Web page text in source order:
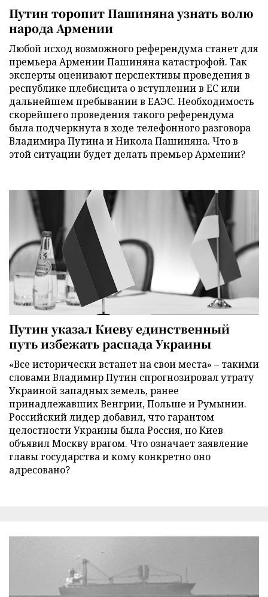
Путин торопит Пашиняна узнать волю
народа Армении
Любой исход возможного референдума станет для
премьера Армении Пашиняна катастрофой. Так
эксперты оценивают перспективы проведения в
республике плебисцита о вступлении в ЕС или
дальнейшем пребывании в ЕАЭС. Необходимость
скорейшего проведения такого референдума
была подчеркнута в ходе телефонного разговора
Владимира Путина и Никола Пашиняна. Что в
этой ситуации будет делать премьер Армении?
Путин указал Киеву единственный
путь избежать распада Украины
«Все исторически встанет на свои места» – такими
словами Владимир Путин спрогнозировал утрату
Украиной западных земель, ранее
принадлежавших Венгрии, Польше и Румынии.
Российский лидер добавил, что гарантом
целостности Украины была Россия, но Киев
объявил Москву врагом. Что означает заявление
главы государства и кому конкретно оно
адресовано?